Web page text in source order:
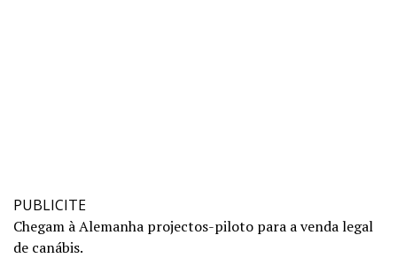
PUBLICITE
Chegam à Alemanha projectos-piloto para a venda legal
de canábis.